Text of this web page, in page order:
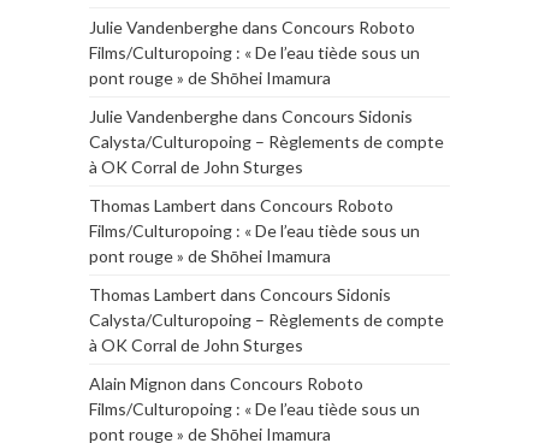
Julie Vandenberghedans Concours Roboto
Films/Culturopoing : « De l’eau tiède sous un
pont rouge » de Shōhei Imamura
Julie Vandenberghedans Concours Sidonis
Calysta/Culturopoing – Règlements de compte
à OK Corral de John Sturges
Thomas Lambert dans Concours Roboto
Films/Culturopoing : « De l’eau tiède sous un
pont rouge » de Shōhei Imamura
Thomas Lambert dans Concours Sidonis
Calysta/Culturopoing – Règlements de compte
à OK Corral de John Sturges
Alain Mignon dans Concours Roboto
Films/Culturopoing : « De l’eau tiède sous un
pont rouge » de Shōhei Imamura